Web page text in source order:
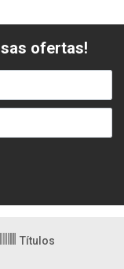
ofertas!
Títulos